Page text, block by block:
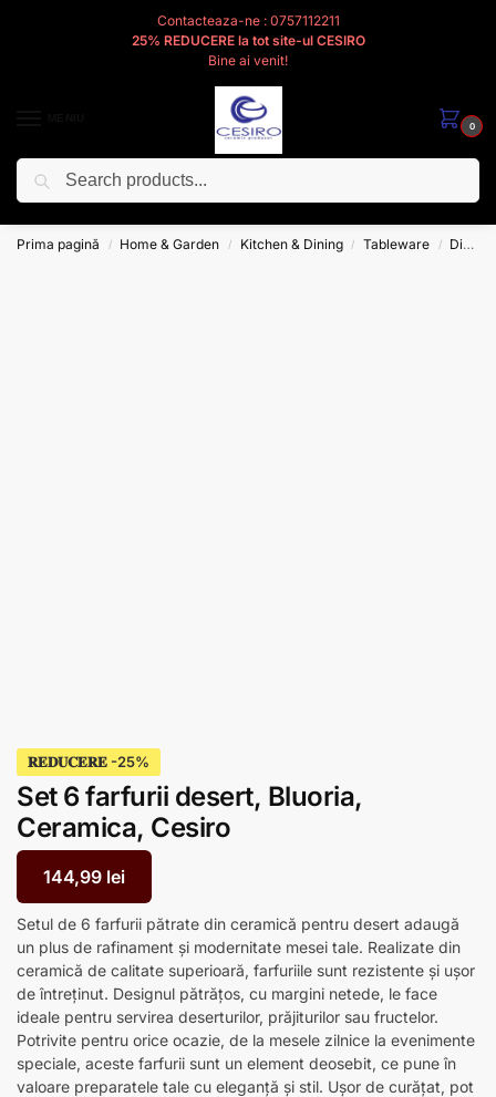
Contacteaza-ne : 0757112211
25% REDUCERE la tot site-ul CESIRO
Bine ai venit!
0
Cesiro
Prima pagină / Home & Garden / Kitchen & Dining / Tableware / Dinnerware
𝐑𝐄𝐃𝐔𝐂𝐄𝐑𝐄
Set 6 farfurii desert, Bluoria,
Ceramica, Cesiro
144,99 lei
Setul de 6 farfurii pătrate din ceramică pentru desert adaugă
un plus de rafinament și modernitate mesei tale. Realizate din
ceramică de calitate superioară, farfuriile sunt rezistente și ușor
de întreținut. Designul pătrățos, cu margini netede, le face
ideale pentru servirea deserturilor, prăjiturilor sau fructelor.
Potrivite pentru orice ocazie, de la mesele zilnice la evenimente
speciale, aceste farfurii sunt un element deosebit, ce pune în
valoare preparatele tale cu eleganță și stil. Ușor de curățat, pot